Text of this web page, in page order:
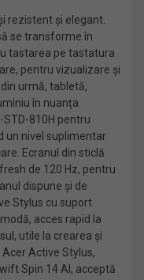
rezistent și elegant.
se transforme în
tastarea pe tastatura
pentru vizualizare și
urmă, tabletă,
în nuanța
810H pentru
un nivel suplimentar
Ecranul din sticlă
de 120 Hz, pentru
dispune și de
Stylus cu suport
acces rapid la
utile la crearea și
Active Stylus,
Spin 14 AI, acceptă